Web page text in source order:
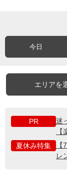
今日
エリアを
PR
迷
夏休み特集
レ